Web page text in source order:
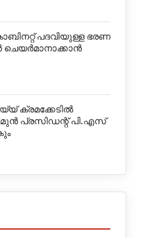
പദവിയുള്ള ഭരണ
ചെയര്‍മാനാക്കാന്‍
ക്രമക്കേടില്‍
പ്രസിഡന്റ് പി.എസ്